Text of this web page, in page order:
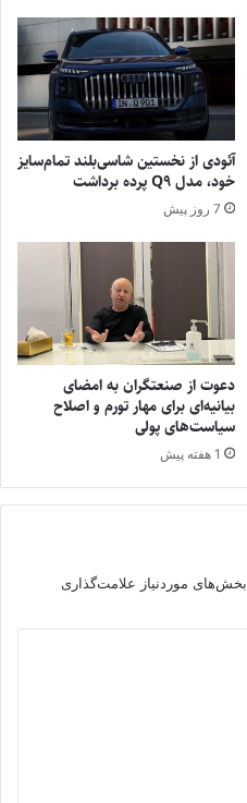
آئودی از نخستین شاسی‌بلند تمام‌سایز
خود، مدل Q9 پرده برداشت
7 روز پیش
دعوت از صنعتگران به امضای
بیانیه‌ای برای مهار تورم و اصلاح
سیاست‌های پولی
1 هفته پیش
بخش‌های موردنیاز علامت‌گذاری